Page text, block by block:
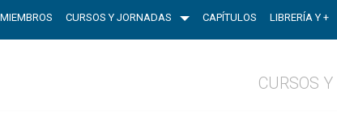
MIEMBROS CURSOS Y JORNADAS CAPÍTULOS LIBRERÍA Y +
CURSOS